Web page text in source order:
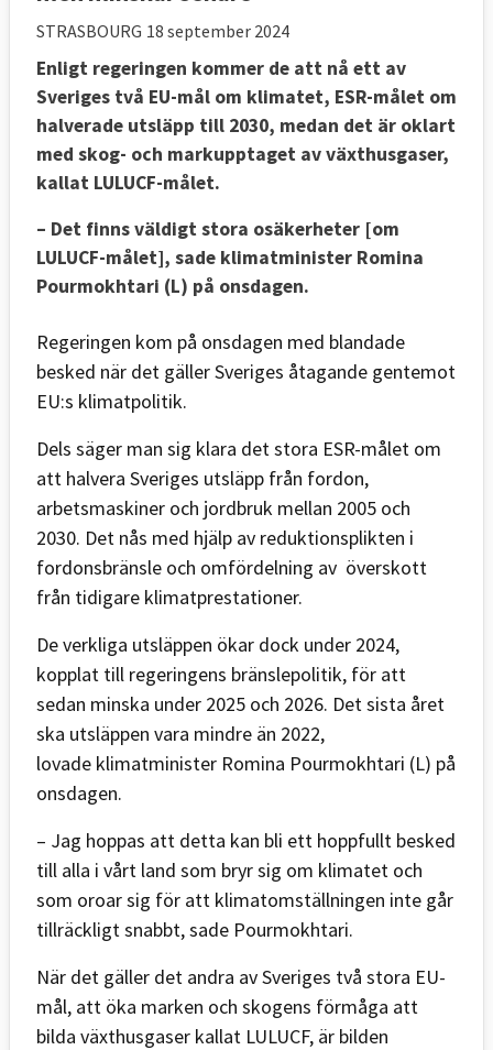
STRASBOURG 18 september 2024
Enligt regeringen kommer de att nå ett av
Sveriges två EU-mål om klimatet, ESR-målet om
halverade utsläpp till 2030, medan det är oklart
med skog- och markupptaget av växthusgaser,
kallat LULUCF-målet.
– Det finns väldigt stora osäkerheter [om
LULUCF-målet], sade klimatminister Romina
Pourmokhtari (L) på onsdagen.
Regeringen kom på onsdagen med blandade
besked när det gäller Sveriges åtagande gentemot
EU:s klimatpolitik.
Dels säger man sig klara det stora ESR-målet om
att halvera Sveriges utsläpp från fordon,
arbetsmaskiner och jordbruk mellan 2005 och
2030. Det nås med hjälp av reduktionsplikten i
fordonsbränsle och omfördelning av överskott
från tidigare klimatprestationer.
De verkliga utsläppen ökar dock under 2024,
kopplat till regeringens bränslepolitik, för att
sedan minska under 2025 och 2026. Det sista året
ska utsläppen vara mindre än 2022,
lovade klimatminister Romina Pourmokhtari (L) på
onsdagen.
– Jag hoppas att detta kan bli ett hoppfullt besked
till alla i vårt land som bryr sig om klimatet och
som oroar sig för att klimatomställningen inte går
tillräckligt snabbt, sade Pourmokhtari.
När det gäller det andra av Sveriges två stora EU-
mål, att öka marken och skogens förmåga att
bilda växthusgaser kallat LULUCF, är bilden